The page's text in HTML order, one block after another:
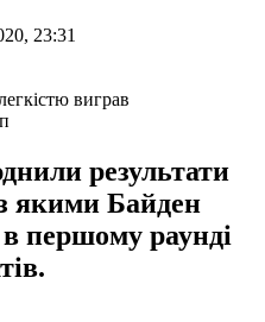
23:31
результати
якими Байден
першому раунді